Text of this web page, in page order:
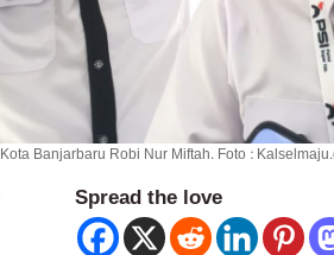
Banjarbaru Robi Nur Miftah. Foto :
Spread the love